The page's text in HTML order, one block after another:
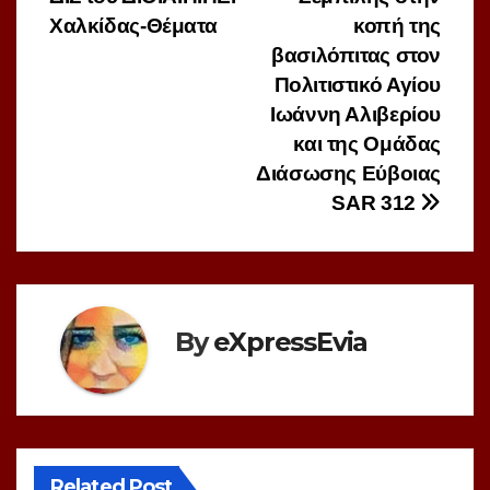
άρθρων
κοπή της
βασιλόπιτας στον
Πολιτιστικό Αγίου
Ιωάννη Αλιβερίου
και της Ομάδας
Διάσωσης Εύβοιας
SAR 312
Χαλκίδας-Θέματα
ByeXpressEvia